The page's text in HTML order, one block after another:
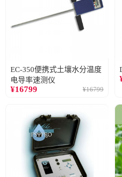
EC-350便携式土壤水分温度
电导率速测仪
¥16799 ¥16799